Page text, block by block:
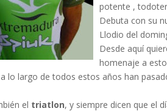
potente ,
Debuta con su
Llodio del
Desde aquí
homenaje a
lo largo de todos estos años han
el triatlon, y siempre dicen que el